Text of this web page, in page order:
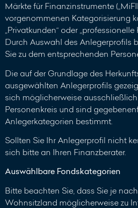
Märkte für Finanzinstrumente
vorgenommenen Kategorisierung
„Privatkunden“ oder
Durch Auswahl des Anlegerprofils
Sie zu dem entsprechenden
Die auf der Grundlage des
ausgewählten Anlegerprofils
sich möglicherweise
Personenkreis und sind
Anlegerkategorien bestimmt.
Sollten Sie Ihr Anlegerprofil nicht
sich bitte an Ihren Finanzberater.
Auswählbare Fondskategorien
Bitte beachten Sie, dass Sie je
Wohnsitzland möglicherweise zu